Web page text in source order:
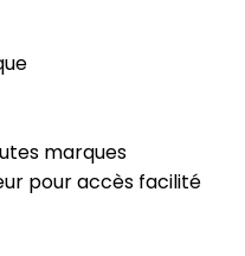
marques
pour accès facilité